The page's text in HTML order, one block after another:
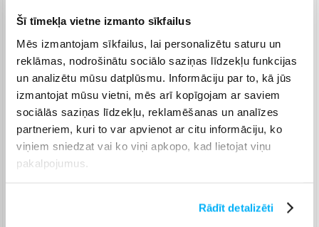
Šī tīmekļa vietne izmanto sīkfailus
Mēs izmantojam sīkfailus, lai personalizētu saturu un
reklāmas, nodrošinātu sociālo saziņas līdzekļu funkcijas
un analizētu mūsu datplūsmu. Informāciju par to, kā jūs
izmantojat mūsu vietni, mēs arī kopīgojam ar saviem
sociālās saziņas līdzekļu, reklamēšanas un analīzes
partneriem, kuri to var apvienot ar citu informāciju, ko
viņiem sniedzat vai ko viņi apkopo, kad lietojat viņu
pakalpojumus.
Rādīt detalizēti
Augusts 13d. - Augusts 19d.
Venipak Kurjers ( 3,99 €
Apmaksā pilnu summu skaidrā naudā piegādes brīdī.
Augusts 14d. - Augusts 20d.
Omniva pakomāts (3,99 € )
Augusts 13d. - Augusts 19d.
Smartposti pakomāts (
Augusts 13d. - Augusts 19d.
DPD pakomāts